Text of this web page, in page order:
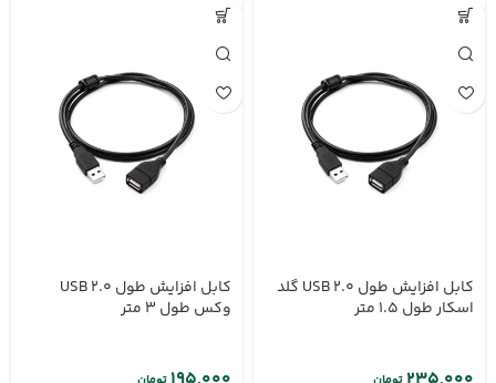
کابل افزایش طول USB 2.0 گلد
اسکار طول 1.5 متر
کابل افزایش طول USB 2.0
وکس طول 3 متر